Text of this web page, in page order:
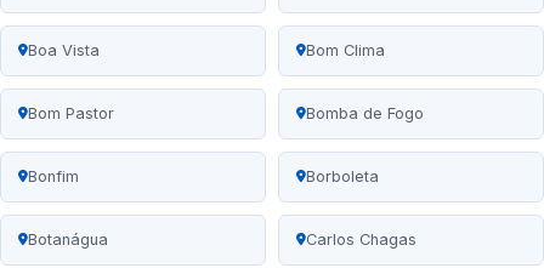
Boa Vista Bom Clima
Bom Pastor Bomba de Fogo
Bonfim Borboleta
Botanágua Carlos Chagas